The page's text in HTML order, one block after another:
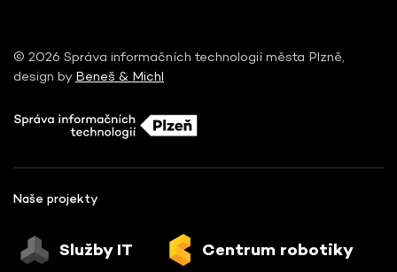
© 2026 Správa informačních technologií města Plzně,
design by Beneš & Michl
Naše projekty
Služby IT Centrum robotiky